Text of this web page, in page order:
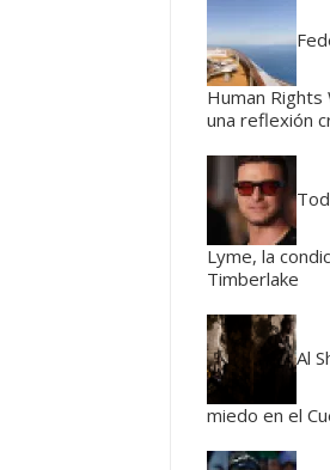
Human Rights
una reflexión
Lyme, la
Timberlake
Al
miedo en el